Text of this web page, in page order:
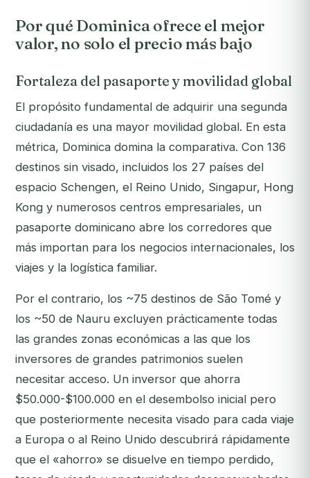
Por qué Dominica ofrece el mejor
valor, no solo el precio más bajo
Fortaleza del pasaporte y movilidad global
El propósito fundamental de adquirir una segunda
ciudadanía es una mayor movilidad global. En esta
métrica, Dominica domina la comparativa. Con 136
destinos sin visado, incluidos los 27 países del
espacio Schengen, el Reino Unido, Singapur, Hong
Kong y numerosos centros empresariales, un
pasaporte dominicano abre los corredores que
más importan para los negocios internacionales, los
viajes y la logística familiar.
Por el contrario, los ~75 destinos de São Tomé y
los ~50 de Nauru excluyen prácticamente todas
las grandes zonas económicas a las que los
inversores de grandes patrimonios suelen
necesitar acceso. Un inversor que ahorra
$50.000-$100.000 en el desembolso inicial pero
que posteriormente necesita visado para cada viaje
a Europa o al Reino Unido descubrirá rápidamente
que el «ahorro» se disuelve en tiempo perdido,